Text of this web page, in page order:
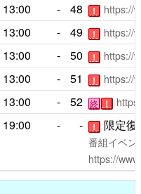
13:00 - 48 ！ https://
13:00 - 49 ！ https://
13:00 - 50 ！ https://
13:00 - 51 ！ https://
13:00 - 52 終 ！
19:00 - - ！ 限定
番組イベン
https://